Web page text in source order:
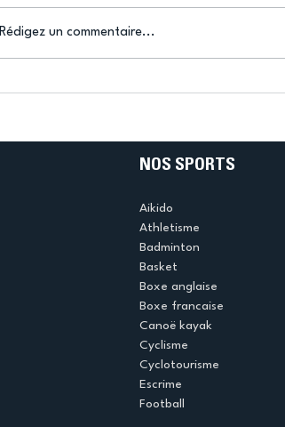
Ping ? Quand le tennis de
Rédigez un commentaire...
NOS SPORTS
Aikido
Athletisme
Badminton
Basket
Boxe anglaise
Boxe francaise
Canoë kayak
Cyclisme
Cyclotourisme
Escrime
Football